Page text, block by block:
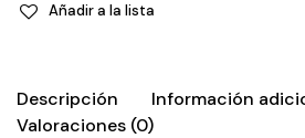
Añadir a la lista
Descripción
Información
Valoraciones (0)